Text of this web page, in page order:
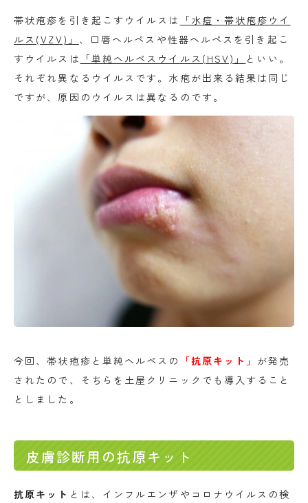
帯状疱疹を引き起こすウイルスは
「水痘・帯状疱疹ウイ
ルス(VZV)」 、口唇ヘルペスや性器ヘルペスを引き起こ
すウイルスは 「単純ヘルペスウイルス(HSV)」
といい。
それぞれ異なるウイルスです。水疱が出来る結果は同じ
ですが、原因のウイルスは異なるのです。
今回、帯状疱疹と単純ヘルペスの 「抗原キット」 が発売
されたので、そちらを土屋クリニックでも導入すること
としました。
皮膚診断用の抗原キット
抗原キット とは、インフルエンザやコロナウイルスの検